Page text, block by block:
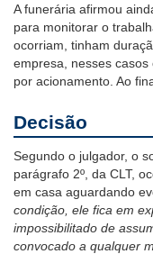
A funerária afirmou
para monitorar o
ocorriam, tinham
empresa, nesses
por acionamento. Ao
Decisão
Segundo o julgador, o
parágrafo 2º, da CLT,
em casa aguardando
condição, ele fica em
impossibilitado de
convocado a qualquer